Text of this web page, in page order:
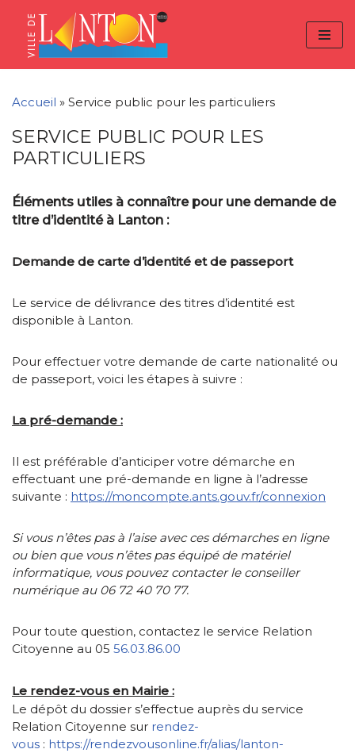
Content
navigation
Aller
Accueil » Service public pour les particuliers
SERVICE PUBLIC POUR LES
PARTICULIERS
Éléments utiles à connaître pour une demande de
titre d’identité à Lanton :
Demande de carte d’identité et de passeport
Le service de délivrance des titres d’identité est
disponible à Lanton.
Pour effectuer votre demande de carte nationalité ou
de passeport, voici les étapes à suivre :
La pré-demande :
Il est préférable d’anticiper votre démarche en
effectuant une pré-demande en ligne à l’adresse
suivante : https://moncompte.ants.gouv.fr/connexion
Si vous n’êtes pas à l’aise avec ces démarches en ligne
ou bien que vous n’êtes pas équipé de matériel
informatique, vous pouvez contacter le conseiller
numérique au 06 72 40 70 77.
Pour toute question, contactez le service Relation
Citoyenne au 05 56.03.86.00
Le rendez-vous en Mairie :
Le dépôt du dossier s’effectue auprès du service
Relation Citoyenne sur rendez-
vous : https://rendezvousonline.fr/alias/lanton-
Panneau de gestion des cookies